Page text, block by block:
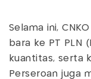
Selama ini,
bara ke PT PLN
kuantitas, serta
Perseroan juga